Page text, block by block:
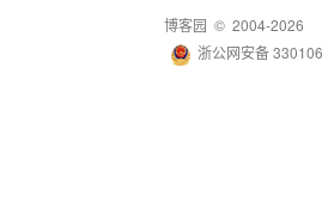
博客园 © 2004-2026
浙公网安备